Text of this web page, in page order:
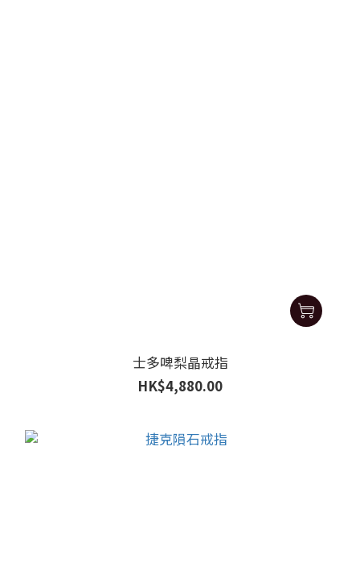
士多啤梨晶戒指
HK$4,880.00